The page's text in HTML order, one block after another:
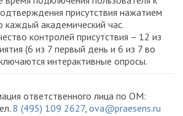
присутствия нажатием
каждый академический час.
контролей присутствия – 12 из
(6 из 7 первый день и 6 из 7 во
интерактивные опросы.
ответственного лица по ОМ:
8 (495) 109 2627, ova@praesens.ru